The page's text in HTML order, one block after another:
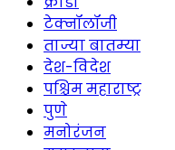
टेक्नॉलॉजी
ताज्या बातम्या
देश-विदेश
पश्चिम महाराष्ट्र
पुणे
मनोरंजन